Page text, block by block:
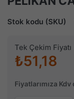
Stok kodu (SKU)
Tek Çekim Fiyatı
₺51,18
Fiyatlarımıza